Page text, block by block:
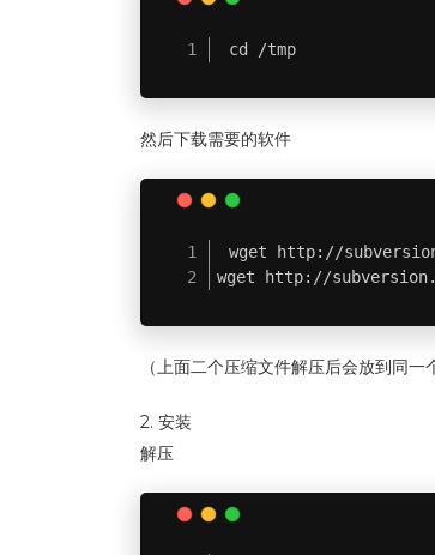
cd /tmp
然后下载需要的软件
wget http://
wget http://
（上面二个压缩文件解压后会放到同
2. 安装
解压